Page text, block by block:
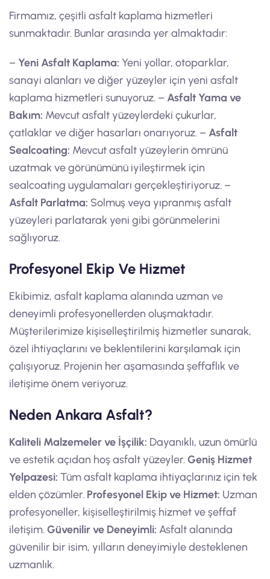
Firmamız, çeşitli asfalt kaplama hizmetleri
sunmaktadır. Bunlar arasında yer almaktadır:
– Yeni Asfalt Kaplama: Yeni yollar, otoparklar,
sanayi alanları ve diğer yüzeyler için yeni asfalt
kaplama hizmetleri sunuyoruz. – Asfalt Yama ve
Bakım: Mevcut asfalt yüzeylerdeki çukurlar,
çatlaklar ve diğer hasarları onarıyoruz. – Asfalt
Sealcoating: Mevcut asfalt yüzeylerin ömrünü
uzatmak ve görünümünü iyileştirmek için
sealcoating uygulamaları gerçekleştiriyoruz. –
Asfalt Parlatma: Solmuş veya yıpranmış asfalt
yüzeyleri parlatarak yeni gibi görünmelerini
sağlıyoruz.
Profesyonel Ekip Ve Hizmet
Ekibimiz, asfalt kaplama alanında uzman ve
deneyimli profesyonellerden oluşmaktadır.
Müşterilerimize kişiselleştirilmiş hizmetler sunarak,
özel ihtiyaçlarını ve beklentilerini karşılamak için
çalışıyoruz. Projenin her aşamasında şeffaflık ve
iletişime önem veriyoruz.
Neden Ankara Asfalt?
Kaliteli Malzemeler ve İşçilik: Dayanıklı, uzun ömürlü
ve estetik açıdan hoş asfalt yüzeyler.Geniş Hizmet
Yelpazesi: Tüm asfalt kaplama ihtiyaçlarınız için tek
elden çözümler. Profesyonel Ekip ve Hizmet: Uzman
profesyoneller, kişiselleştirilmiş hizmet ve şeffaf
iletişim.Güvenilir ve Deneyimli: Asfalt alanında
güvenilir bir isim, yılların deneyimiyle desteklenen
uzmanlık.